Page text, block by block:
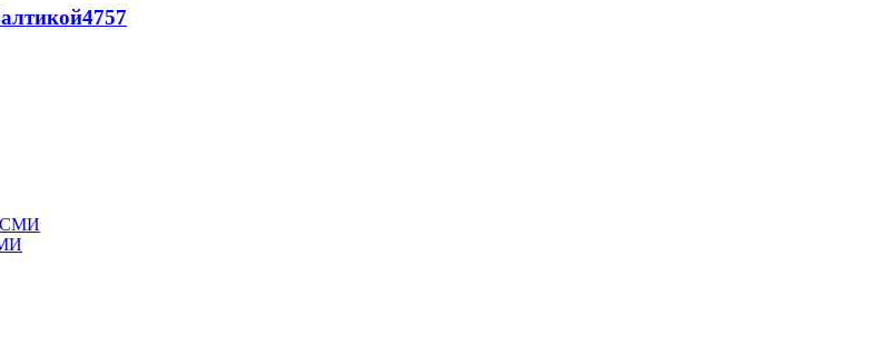
4757